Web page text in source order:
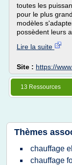
toutes les
pour le plus
modèles
possèdent leurs
Lire la suite
Site : https://
13 Ressources
Thèmes
chauffage
chauffage